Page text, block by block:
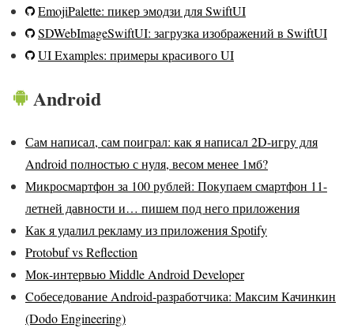
EmojiPalette: пикер эмодзи для SwiftUI
SDWebImageSwiftUI: загрузка изображений в SwiftUI
UI Examples: примеры красивого UI
Android
Сам написал, сам поиграл: как я написал 2D-игру для
Android полностью с нуля, весом менее 1мб?
Микросмартфон за 100 рублей: Покупаем смартфон 11-
летней давности и… пишем под него приложения
Как я удалил рекламу из приложения Spotify
Protobuf vs Reflection
Мок-интервью Middle Android Developer
Cобеседование Android-разработчика: Максим Качинкин
(Dodo Engineering)